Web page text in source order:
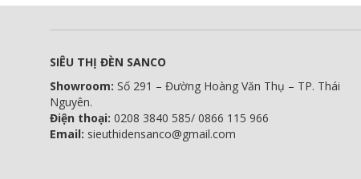
SIÊU THỊ ĐÈN SANCO
Showroom: Số 291 – Đường Hoàng Văn Thụ – TP. Thái
Nguyên.
Điện thoại: 0208 3840 585/ 0866 115 966
Email: sieuthidensanco@gmail.com